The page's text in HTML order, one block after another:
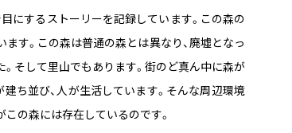
にするストーリーを記録しています。この森の
す。この森は普通の森とは異なり、廃墟となっ
そして里山でもあります。街のど真ん中に森が
ち並び、人が生活しています。そんな周辺環境
の森には存在しているのです。